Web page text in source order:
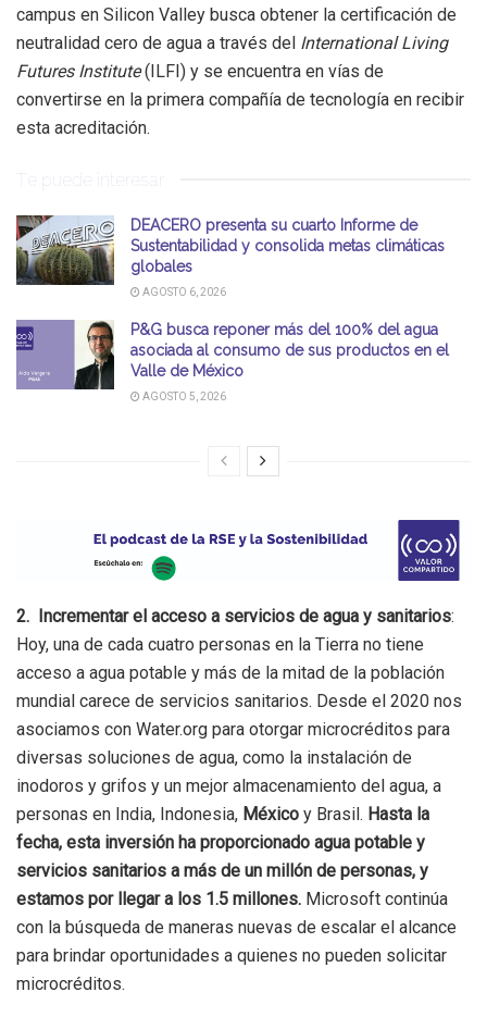
campus en Silicon Valley busca obtener la certificación de
neutralidad cero de agua a través del International Living
Futures Institute(ILFI) y se encuentra en vías de
convertirse en la primera compañía de tecnología en recibir
esta acreditación.
Te puede interesar
DEACERO presenta su cuarto Informe de
Sustentabilidad y consolida metas climáticas
globales
AGOSTO 6, 2026
P&G busca reponer más del 100% del agua
asociada al consumo de sus productos en el
Valle de México
AGOSTO 5, 2026
2. Incrementar el acceso a servicios de agua y sanitarios:
Hoy, una de cada cuatro personas en la Tierra no tiene
acceso a agua potable y más de la mitad de la población
mundial carece de servicios sanitarios. Desde el 2020 nos
asociamos con Water.org para otorgar microcréditos para
diversas soluciones de agua, como la instalación de
inodoros y grifos y un mejor almacenamiento del agua, a
personas en India, Indonesia, México y Brasil. Hasta la
fecha, esta inversión ha proporcionado agua potable y
servicios sanitarios a más de un millón de personas, y
estamos por llegar a los 1.5 millones. Microsoft continúa
con la búsqueda de maneras nuevas de escalar el alcance
para brindar oportunidades a quienes no pueden solicitar
microcréditos.